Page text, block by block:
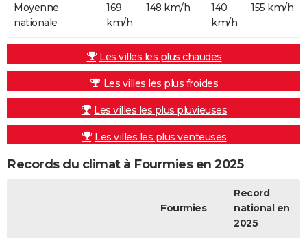
Moyenne
nationale
169
km/h
148 km/h
140
km/h
155 km/h
Les villes les plus chaudes
Les villes les plus froides
Les villes les plus pluvieuses
Les villes les plus venteuses
Records du climat à Fourmies en 2025
Fourmies
Record
national en
2025